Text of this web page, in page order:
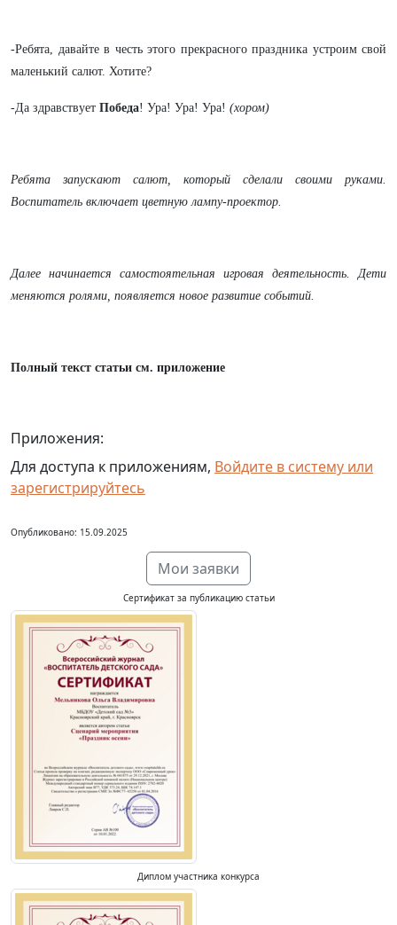
-Ребята, давайте в честь этого прекрасного праздника устроим свой
маленький салют. Хотите?
-Да здравствует Победа! Ура! Ура! Ура! (хором)
Ребята запускают салют, который сделали своими руками.
Воспитатель включает цветную лампу-проектор.
Далее начинается самостоятельная игровая деятельность. Дети
меняются ролями, появляется новое развитие событий.
Полный текст статьи см. приложение
Приложения:
Для доступа к приложениям, Войдите в систему или
зарегистрируйтесь
Опубликовано: 15.09.2025
Мои заявки
Сертификат за публикацию статьи
Диплом участника конкурса